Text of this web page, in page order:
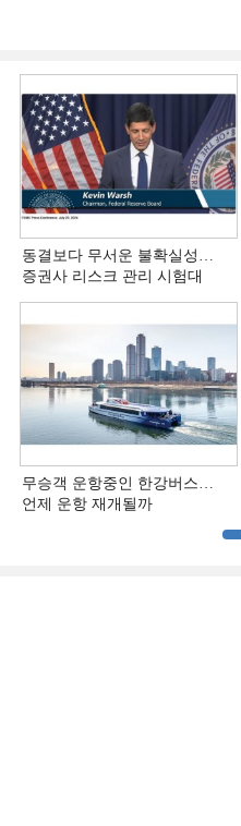
동결보다 무서운 불확실성…
증권사 리스크 관리 시험대
무승객 운항중인 한강버스…
언제 운항 재개될까